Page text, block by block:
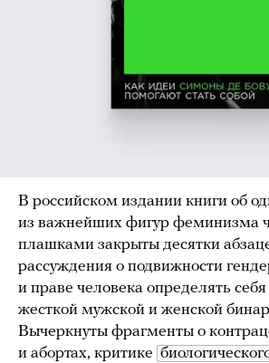
В российском издании книги об
из важнейших фигур феминизма
плашками закрыты десятки
рассуждения о подвижности
и праве человека определять
жесткой мужской и женской
Вычеркнуты фрагменты о
и абортах, критике